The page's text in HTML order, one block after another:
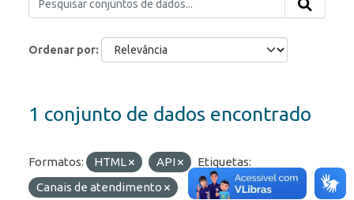
Ordenar por
1 conjunto de dados encontrado
Formatos: HTML API
Etiquetas:
Canais de atendimento